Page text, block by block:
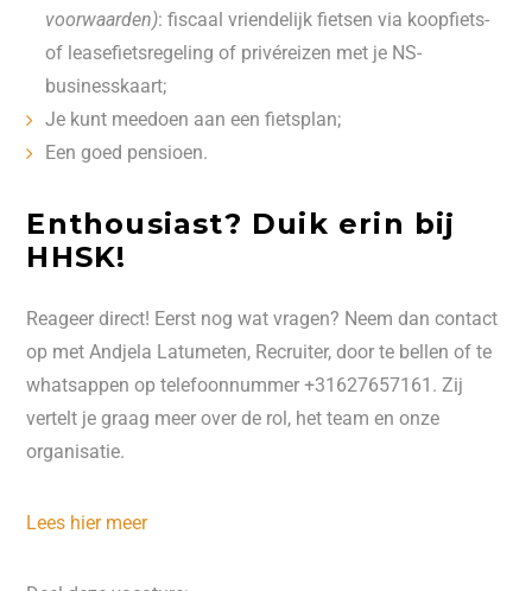
voorwaarden): fiscaal vriendelijk fietsen via koopfiets-
of leasefietsregeling of privéreizen met je NS-
businesskaart;
Je kunt meedoen aan een fietsplan;
Een goed pensioen.
Enthousiast? Duik erin bij
HHSK!
Reageer direct! Eerst nog wat vragen? Neem dan contact
op met Andjela Latumeten, Recruiter, door te bellen of te
whatsappen op telefoonnummer +31627657161. Zij
vertelt je graag meer over de rol, het team en onze
organisatie.
Lees hier meer